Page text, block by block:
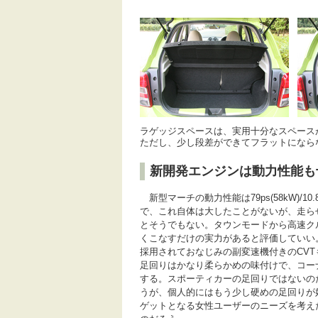
ラゲッジスペースは、実用十分なスペー
ただし、少し段差ができてフラットにな
新開発エンジンは動力性能
新型マーチの動力性能は79ps(58kW)/
で、これ自体は大したことがないが、走
とそうでもない。タウンモードから高速
くこなすだけの実力があると評価してい
採用されておなじみの副変速機付きの
足回りはかなり柔らかめの味付けで、コ
する。スポーティカーの足回りではない
うが、個人的にはもう少し硬めの足回り
ゲットとなる女性ユーザーのニーズを考